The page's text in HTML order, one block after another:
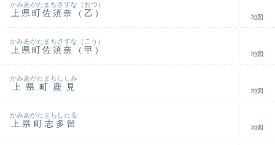
上県町佐須奈（乙）
かみあがたまちさすな（おつ）
地図
上県町佐須奈（甲）
かみあがたまちさすな（こう）
地図
上県町鹿見
かみあがたまちししみ
地図
上県町志多留
かみあがたまちしたる
地図